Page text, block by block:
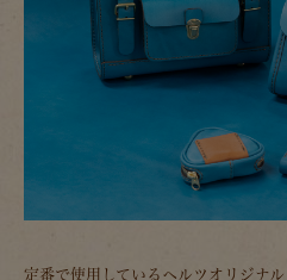
定番で使用しているヘルツオリジナ